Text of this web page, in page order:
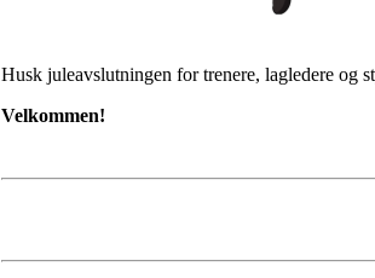
Husk juleavslutningen for trenere, lagledere og
Velkommen!